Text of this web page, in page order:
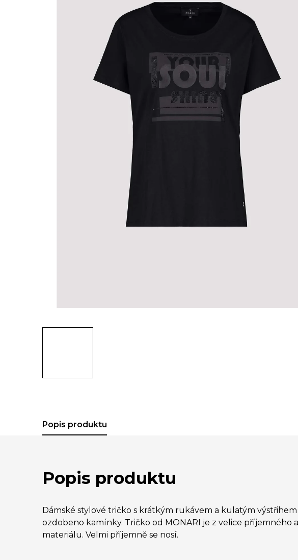
Popis produktu
Popis produktu
Dámské stylové tričko s krátkým rukávem a kulatým
ozdobeno kamínky. Tričko od MONARI je z velice příjemného
materiálu. Velmi příjemně se nosí.